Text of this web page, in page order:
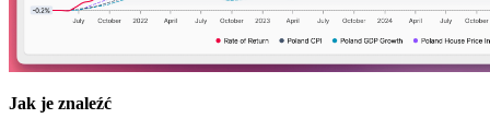
Jak je znaleźć